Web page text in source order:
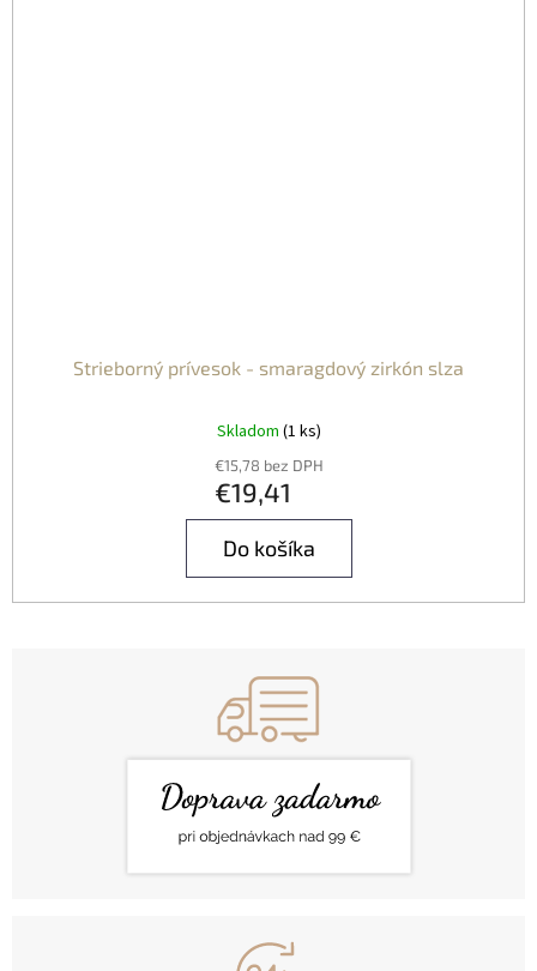
Strieborný prívesok - smaragdový zirkón slza
Skladom (1 ks)
€15,78 bez DPH
€19,41
Do košíka